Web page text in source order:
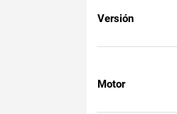
Versión
Motor